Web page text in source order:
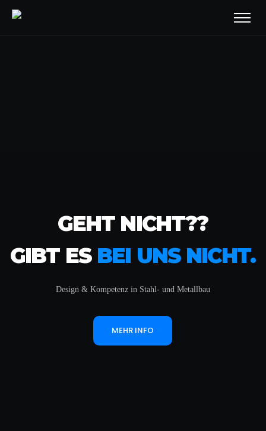
GEHT NICHT??
GIBT ES BEI UNS NICHT.
Design & Kompetenz in Stahl- und Metallbau
MEHR INFO